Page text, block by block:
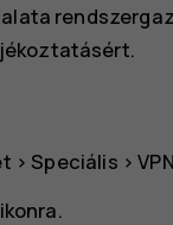
> Speciális >VPN
ikonra.